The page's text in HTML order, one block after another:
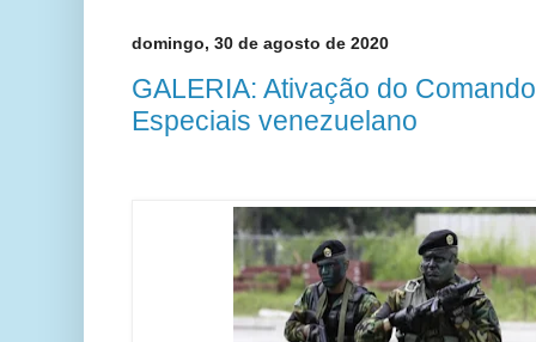
domingo, 30 de agosto de 2020
GALERIA: Ativação do
Especiais venezuelano